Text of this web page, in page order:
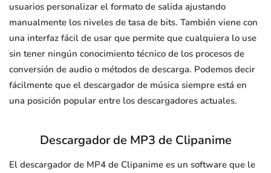
usuarios personalizar el formato de salida ajustando
manualmente los niveles de tasa de bits. También viene con
una interfaz fácil de usar que permite que cualquiera lo use
sin tener ningún conocimiento técnico de los procesos de
conversión de audio o métodos de descarga. Podemos decir
fácilmente que el descargador de música siempre está en
una posición popular entre los descargadores actuales.
Descargador de MP3 de Clipanime
El descargador de MP4 de Clipanime es un software que le